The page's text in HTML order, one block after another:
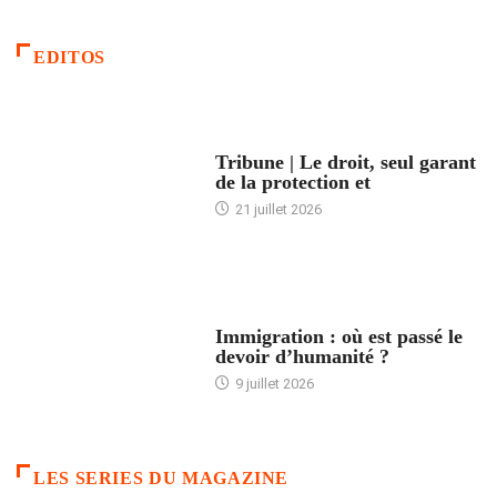
EDITOS
Tribune | Le droit, seul garant
de la protection et
21 juillet 2026
Immigration : où est passé le
devoir d’humanité ?
9 juillet 2026
LES SERIES DU MAGAZINE